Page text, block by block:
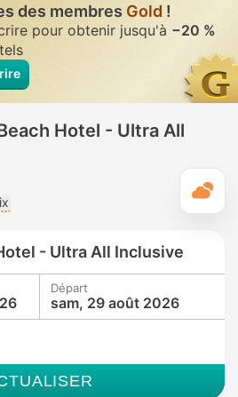
des membres Gold !
pour obtenir jusqu'à −20 %
Hotel - Ultra All
- Ultra All Inclusive
Départ
sam, 29 août 2026